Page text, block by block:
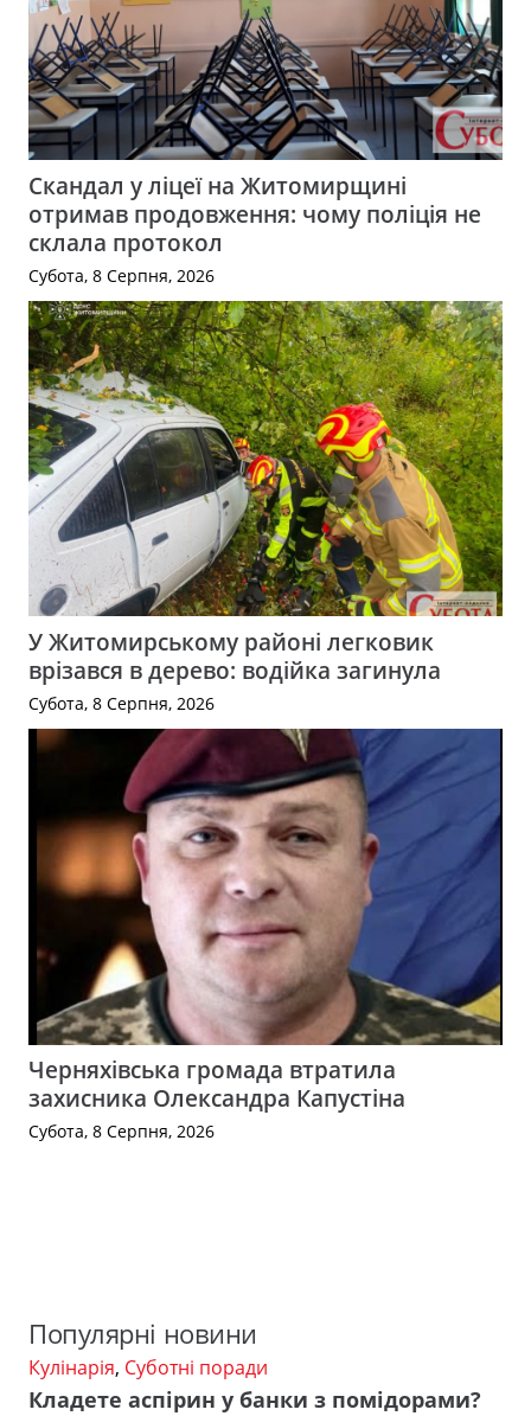
Скандал у ліцеї на Житомирщині
отримав продовження: чому поліція не
склала протокол
Субота, 8 Серпня, 2026
У Житомирському районі легковик
врізався в дерево: водійка загинула
Субота, 8 Серпня, 2026
Черняхівська громада втратила
захисника Олександра Капустіна
Субота, 8 Серпня, 2026
Популярні новини
Кулінарія, Суботні поради
Кладете аспірин у банки з помідорами?